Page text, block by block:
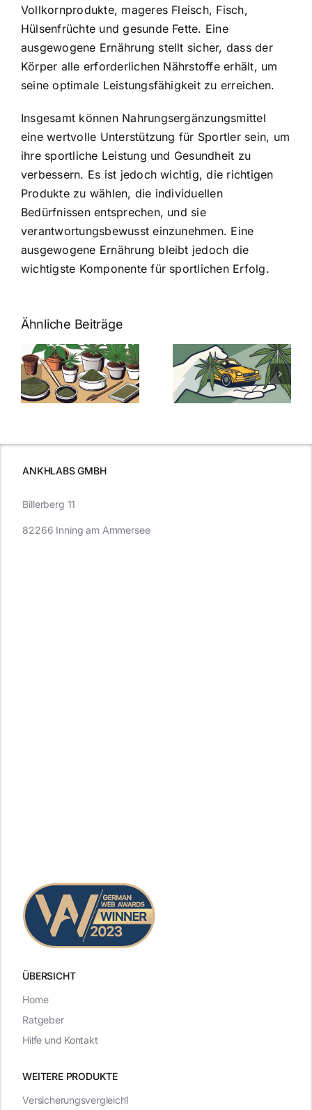
Vollkornprodukte, mageres Fleisch, Fisch,
Hülsenfrüchte und gesunde Fette. Eine
ausgewogene Ernährung stellt sicher, dass der
Körper alle erforderlichen Nährstoffe erhält, um
seine optimale Leistungsfähigkeit zu erreichen.
Insgesamt können Nahrungsergänzungsmittel
eine wertvolle Unterstützung für Sportler sein, um
ihre sportliche Leistung und Gesundheit zu
verbessern. Es ist jedoch wichtig, die richtigen
Produkte zu wählen, die individuellen
Bedürfnissen entsprechen, und sie
verantwortungsbewusst einzunehmen. Eine
ausgewogene Ernährung bleibt jedoch die
wichtigste Komponente für sportlichen Erfolg.
Ähnliche Beiträge
Neue THC-
Grenzwert-
Regelung:
Was Sie über
Cannabis und
müssen
Cannabis
Samen
kaufen: Alles
was Sie
ANKHLABS GMBH
ÜBERSICHT
WEITERE PRODUKTE
Billerberg 11
82266 Inning am Ammersee
Versicherungsvergleich1
Home
Ratgeber
Hilfe und Kontakt